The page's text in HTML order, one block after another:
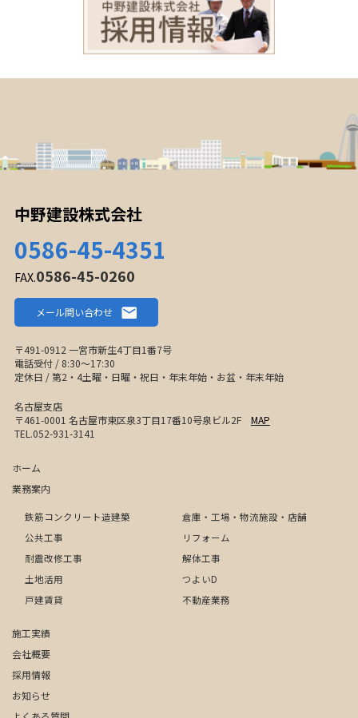
中野建設株式会社
0586-45-4351
FAX.0586-45-0260
メール問い合わせ
〒491-0912 一宮市新生4丁目1番7号
電話受付 / 8:30〜17:30
定休日 / 第2・4土曜・日曜・祝日・年末年始・お盆・年末年始
名古屋支店
〒461-0001 名古屋市東区泉3丁目17番10号泉ビル2F MAP
TEL.052-931-3141
ホーム
業務案内
鉄筋コンクリート造建築
倉庫・工場・物流施設・店舗
公共工事
リフォーム
耐震改修工事
解体工事
土地活用
つよいD
戸建賃貸
不動産業務
施工実績
会社概要
採用情報
お知らせ